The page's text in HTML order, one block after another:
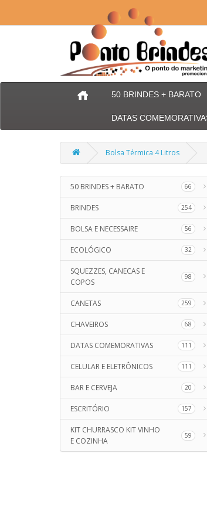
50 BRINDES + BARATO
DATAS
Bolsa Térmica 4 Litros
50 BRINDES + BARATO 66
BRINDES 254
BOLSA E NECESSAIRE 56
ECOLÓGICO 32
SQUEZZES, CANECAS E
COPOS
98
CANETAS 259
CHAVEIROS 68
DATAS COMEMORATIVAS 111
CELULAR E ELETRÔNICOS 111
BAR E CERVEJA 20
ESCRITÓRIO 157
KIT CHURRASCO KIT VINHO
E COZINHA
59